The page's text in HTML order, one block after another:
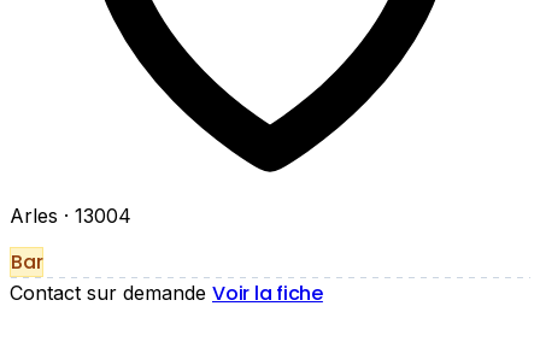
Arles · 13004
Bar
Contact sur demande Voir la fiche